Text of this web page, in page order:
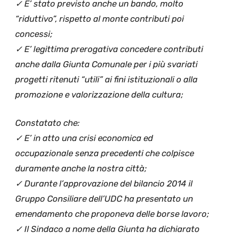
✓ E’ stato previsto anche un bando, molto
“riduttivo”, rispetto al monte contributi poi
concessi;
✓ E’ legittima prerogativa concedere contributi
anche dalla Giunta Comunale per i più svariati
progetti ritenuti “utili” ai fini istituzionali o alla
promozione e valorizzazione della cultura;
Constatato che:
✓ E’ in atto una crisi economica ed
occupazionale senza precedenti che colpisce
duramente anche la nostra città;
✓ Durante l’approvazione del bilancio 2014 il
Gruppo Consiliare dell’UDC ha presentato un
emendamento che proponeva delle borse lavoro;
✓ Il Sindaco a nome della Giunta ha dichiarato